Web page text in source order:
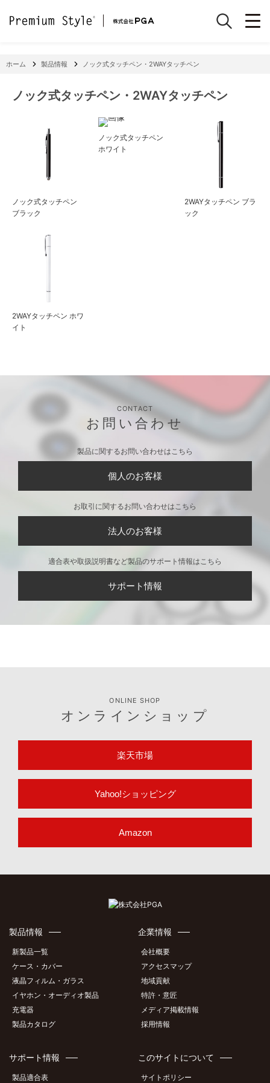
ホーム 製品情報 ノック式タッチペン・2WAYタッチペン
ノック式タッチペン・2WAYタッチペン
ノック式タッチペン
ブラック
ノック式タッチペン
ホワイト
2WAYタッチペン ブラ
ック
2WAYタッチペン ホワ
イト
CONTACT
お問い合わせ
製品に関するお問い合わせはこちら
個人のお客様
お取引に関するお問い合わせはこちら
法人のお客様
適合表や取扱説明書など製品のサポート情報はこちら
サポート情報
ONLINE SHOP
オンラインショップ
楽天市場
Yahoo!ショッピング
Amazon
製品情報
新製品一覧
ケース・カバー
液晶フィルム・ガラス
イヤホン・オーディオ製品
充電器
製品カタログ
企業情報
会社概要
アクセスマップ
地域貢献
特許・意匠
メディア掲載情報
採用情報
サポート情報
製品適合表
このサイトについて
サイトポリシー